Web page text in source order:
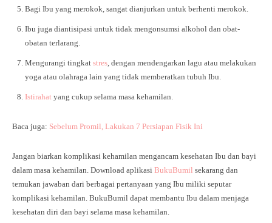
Bagi Ibu yang merokok, sangat dianjurkan untuk berhenti merokok.
Ibu juga diantisipasi untuk tidak mengonsumsi alkohol dan obat-
obatan terlarang.
Mengurangi tingkat stres, dengan mendengarkan lagu atau melakukan
yoga atau olahraga lain yang tidak memberatkan tubuh Ibu.
Istirahat yang cukup selama masa kehamilan.
Baca juga: Sebelum Promil, Lakukan 7 Persiapan Fisik Ini
Jangan biarkan komplikasi kehamilan mengancam kesehatan Ibu dan bayi
dalam masa kehamilan. Download aplikasi BukuBumil sekarang dan
temukan jawaban dari berbagai pertanyaan yang Ibu miliki seputar
komplikasi kehamilan. BukuBumil dapat membantu Ibu dalam menjaga
kesehatan diri dan bayi selama masa kehamilan.